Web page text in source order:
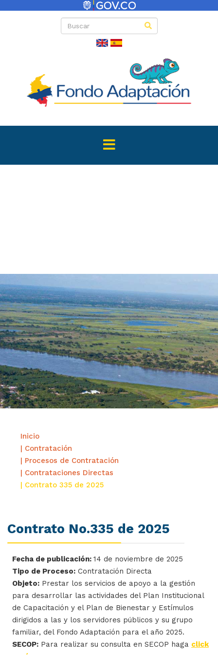
Directas
Inicio
| Contratación
| Procesos de Contratación
| Contrataciones Directas
| Contrato 335 de 2025
Contrato No.335 de 2025
Fecha de publicación: 14 de noviembre de 2025
Tipo de Proceso: Contratación Directa
Objeto: Prestar los servicios de apoyo a la gestión
para desarrollar las actividades del Plan Institucional
de Capacitación y el Plan de Bienestar y Estímulos
dirigidos a las y los servidores públicos y su grupo
familiar, del Fondo Adaptación para el año 2025.
SECOP: Para realizar su consulta en SECOP haga click